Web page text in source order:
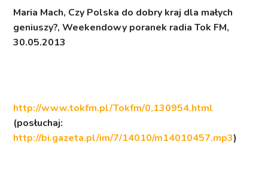
Maria Mach, Czy Polska do dobry kraj dla małych
geniuszy?,Weekendowy poranek radia Tok FM,
30.05.2013
http://www.tokfm.pl/Tokfm/0,130954.html
(posłuchaj:
http://bi.gazeta.pl/im/7/14010/m14010457.mp3)